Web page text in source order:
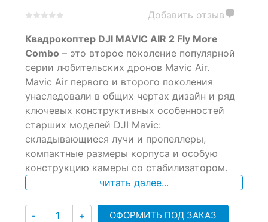
out
of
on
customer
ratings
Добавить отзыв
Квадрокоптер DJI MAVIC AIR 2 Fly More
Combo – это второе поколение популярной
серии любительских дронов Mavic Air.
Mavic Air первого и второго поколения
унаследовали в общих чертах дизайн и ряд
ключевых конструктивных особенностей
старших моделей DJI Mavic:
складывающиеся лучи и пропеллеры,
компактные размеры корпуса и особую
конструкцию камеры со стабилизатором.
читать далее...
- Количество
+ ОФОРМИТЬ ПОД ЗАКАЗ